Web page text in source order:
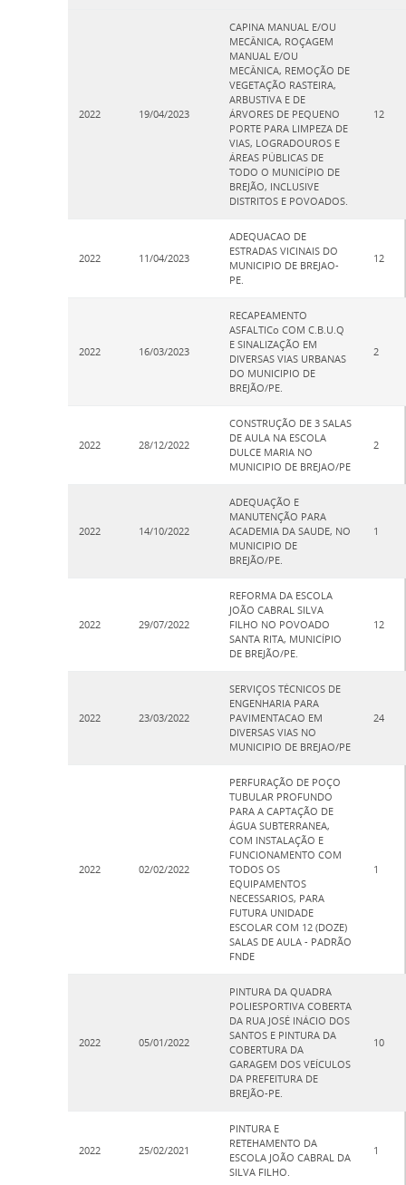
2022 19/04/2023
CAPINA MANUAL E/OU
MECÂNICA, ROÇAGEM
MANUAL E/OU
MECÂNICA, REMOÇÃO DE
VEGETAÇÃO RASTEIRA,
ARBUSTIVA E DE
ÁRVORES DE PEQUENO
PORTE PARA LIMPEZA DE
VIAS, LOGRADOUROS E
ÁREAS PÚBLICAS DE
TODO O MUNICÍPIO DE
BREJÃO, INCLUSIVE
DISTRITOS E POVOADOS.
12
2022 11/04/2023
ADEQUACAO DE
ESTRADAS VICINAIS DO
MUNICIPIO DE BREJAO-
PE.
12
2022 16/03/2023
RECAPEAMENTO
ASFALTICo COM C.B.U.Q
E SINALIZAÇÃO EM
DIVERSAS VIAS URBANAS
DO MUNICIPIO DE
BREJÃO/PE.
2
2022 28/12/2022
CONSTRUÇÃO DE 3 SALAS
DE AULA NA ESCOLA
DULCE MARIA NO
MUNICIPIO DE BREJAO/PE
2
2022 14/10/2022
ADEQUAÇÃO E
MANUTENÇÃO PARA
ACADEMIA DA SAUDE, NO
MUNICIPIO DE
BREJÃO/PE.
1
2022 29/07/2022
REFORMA DA ESCOLA
JOÃO CABRAL SILVA
FILHO NO POVOADO
SANTA RITA, MUNICÍPIO
DE BREJÃO/PE.
12
2022 23/03/2022
SERVIÇOS TÉCNICOS DE
ENGENHARIA PARA
PAVIMENTACAO EM
DIVERSAS VIAS NO
MUNICIPIO DE BREJAO/PE
24
2022 02/02/2022
PERFURAÇÃO DE POÇO
TUBULAR PROFUNDO
PARA A CAPTAÇÃO DE
ÁGUA SUBTERRANEA,
COM INSTALAÇÃO E
FUNCIONAMENTO COM
TODOS OS
EQUIPAMENTOS
NECESSARIOS, PARA
FUTURA UNIDADE
ESCOLAR COM 12 (DOZE)
SALAS DE AULA - PADRÃO
FNDE
1
2022 05/01/2022
PINTURA DA QUADRA
POLIESPORTIVA COBERTA
DA RUA JOSÉ INÁCIO DOS
SANTOS E PINTURA DA
COBERTURA DA
GARAGEM DOS VEÍCULOS
DA PREFEITURA DE
BREJÃO-PE.
10
2022 25/02/2021
PINTURA E
RETEHAMENTO DA
ESCOLA JOÃO CABRAL DA
SILVA FILHO.
1